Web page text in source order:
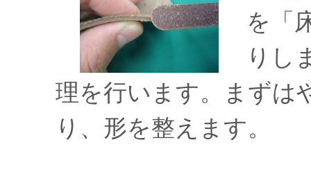
を「
りし
理を行います。まずは
り、形を整えます。